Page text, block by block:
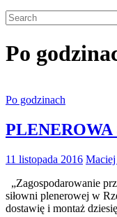
Po
Po godzinach
11 listopada 2016 Maciej
„Zagospodarowanie
siłowni plenerowej w
dostawię i montaż